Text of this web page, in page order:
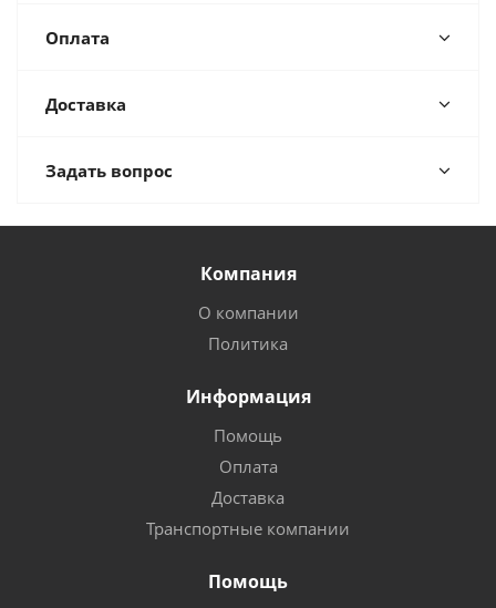
Оплата
Доставка
Задать вопрос
Компания
О компании
Политика
Информация
Помощь
Оплата
Доставка
Транспортные компании
Помощь